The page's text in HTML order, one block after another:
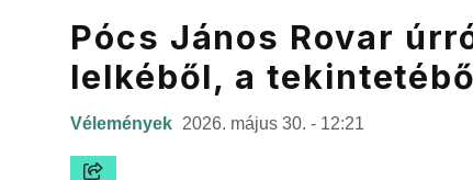
Pócs János Rovar
lelkéből, a
Vélemények 2026. május 30. - 12:21